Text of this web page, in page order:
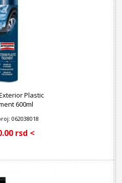
Plastic
600ml
062038018
rsd <